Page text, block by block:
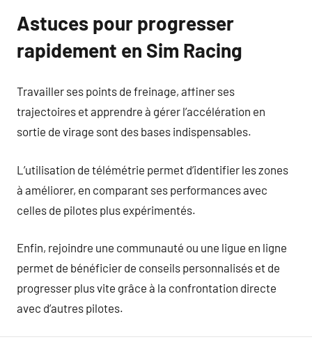
Astuces pour progresser
rapidement en Sim Racing
Travailler ses points de freinage, affiner ses
trajectoires et apprendre à gérer l’accélération en
sortie de virage sont des bases indispensables.
L’utilisation de télémétrie permet d’identifier les zones
à améliorer, en comparant ses performances avec
celles de pilotes plus expérimentés.
Enfin, rejoindre une communauté ou une ligue en ligne
permet de bénéficier de conseils personnalisés et de
progresser plus vite grâce à la confrontation directe
avec d’autres pilotes.